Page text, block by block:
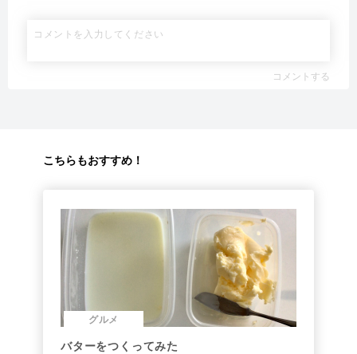
コメントする
こちらもおすすめ！
グルメ
バターをつくってみた